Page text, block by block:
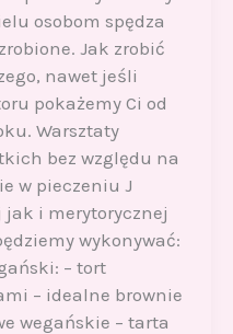
osobom spędza
Jak zrobić
nawet jeśli
pokażemy Ci od
Warsztaty
bez względu na
w pieczeniu J
jak i merytorycznej
wykonywać:
– tort
– idealne brownie
wegańskie – tarta